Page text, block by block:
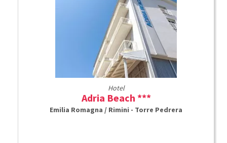
Hotel
Adria Beach ***
Emilia Romagna / Rimini - Torre Pedrera